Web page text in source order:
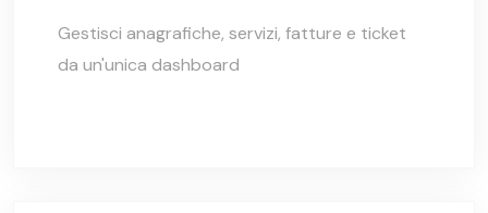
Gestisci anagrafiche, servizi, fatture e ticket
da un'unica dashboard